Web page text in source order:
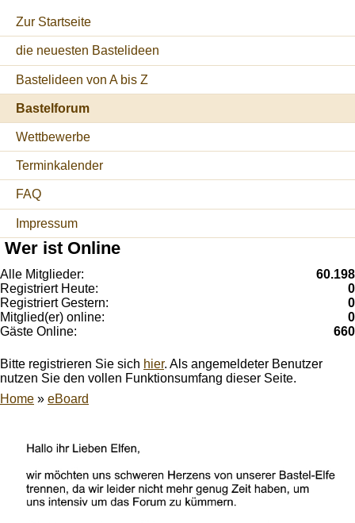
Zur Startseite
die neuesten Bastelideen
Bastelideen von A bis Z
Bastelforum
Wettbewerbe
Terminkalender
FAQ
Impressum
Wer ist Online
Alle Mitglieder:
60.198
Registriert Heute:
0
Registriert Gestern:
0
Mitglied(er) online:
0
Gäste Online:
660
Bitte registrieren Sie sich hier. Als angemeldeter Benutzer
nutzen Sie den vollen Funktionsumfang dieser Seite.
Home » eBoard